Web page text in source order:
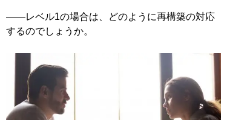
――レベル1の場合は、どのように再構築の対応
するのでしょうか。